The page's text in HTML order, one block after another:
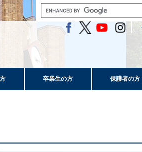
卒業生の方 保護者の方